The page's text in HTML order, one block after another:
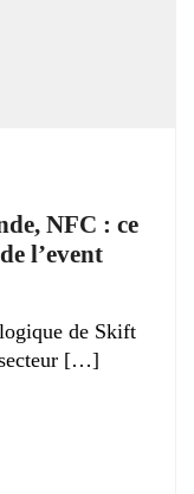
NFC : ce
l’event
de Skift